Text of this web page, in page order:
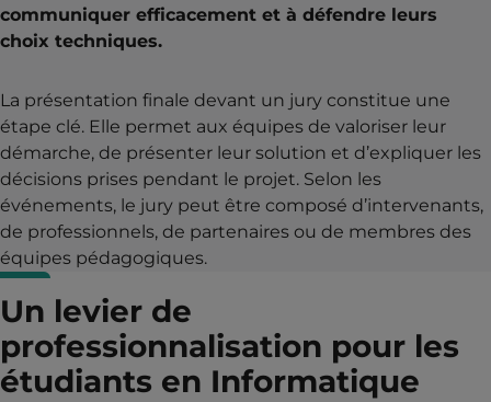
communiquer efficacement et à défendre leurs
choix techniques.
La présentation finale devant un jury constitue une
étape clé. Elle permet aux équipes de valoriser leur
démarche, de présenter leur solution et d’expliquer les
décisions prises pendant le projet. Selon les
événements, le jury peut être composé d’intervenants,
de professionnels, de partenaires ou de membres des
équipes pédagogiques.
Un levier de
professionnalisation pour les
étudiants en Informatique